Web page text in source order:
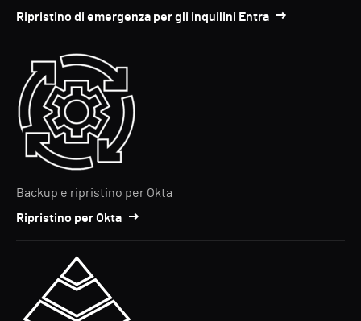
Ripristino di emergenza per gli inquilini Entra
Backup e ripristino per Okta
Ripristino per Okta